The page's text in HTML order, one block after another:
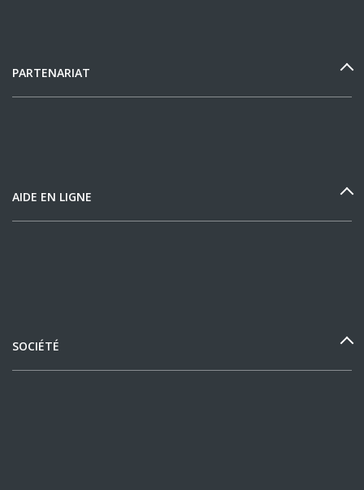
PARTENARIAT
AIDE EN LIGNE
SOCIÉTÉ